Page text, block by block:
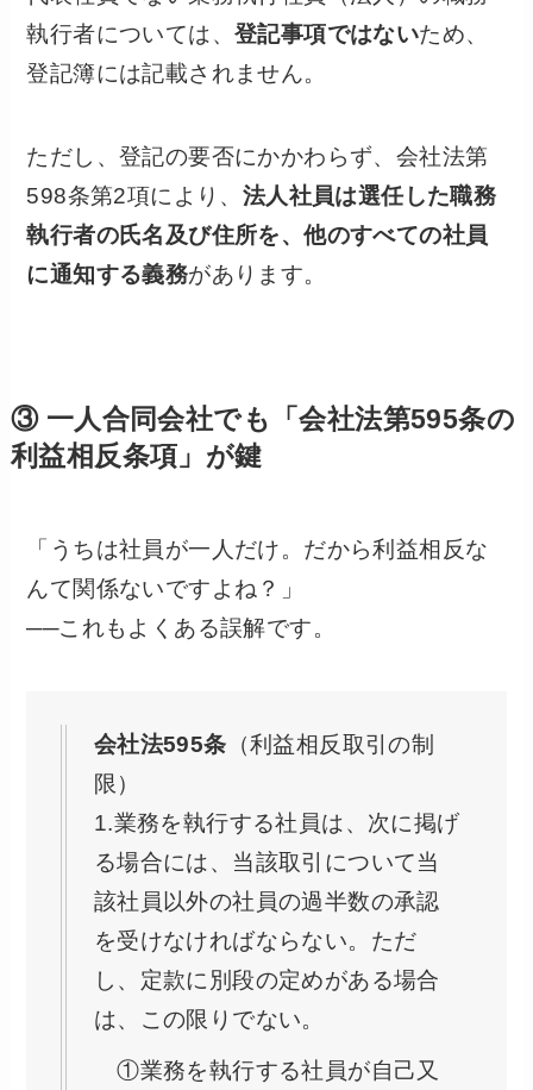
執行者については、登記事項ではないため、
登記簿には記載されません。
ただし、登記の要否にかかわらず、会社法第
598条第2項により、 法人社員は選任した職務
執行者の氏名及び住所を、他のすべての社員
に通知する義務があります。
③ 一人合同会社でも「会社法第595条の
利益相反条項」が鍵
「うちは社員が一人だけ。だから利益相反な
んて関係ないですよね？」
──これもよくある誤解です。
会社法595条 （利益相反取引の制
限）
1.業務を執行する社員は、次に掲げ
る場合には、当該取引について当
該社員以外の社員の過半数の承認
を受けなければならない。ただ
し、定款に別段の定めがある場合
は、この限りでない。
①業務を執行する社員が自己又